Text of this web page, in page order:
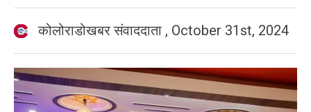
कोलोराडोखबर संवाददाता , October 31st, 2024